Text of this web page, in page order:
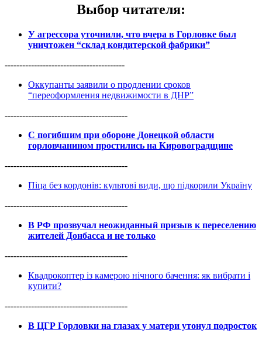
Выбор читателя:
У агрессора уточнили, что вчера в Горловке был
уничтожен “склад кондитерской фабрики”
-----------------------------------------
Оккупанты заявили о продлении сроков
“переоформления недвижимости в ДНР”
------------------------------------------
С погибшим при обороне Донецкой области
горловчанином простились на Кировоградщине
------------------------------------------
Піца без кордонів: культові види, що підкорили Україну
------------------------------------------
В РФ прозвучал неожиданный призыв к переселению
жителей Донбасса и не только
------------------------------------------
Квадрокоптер із камерою нічного бачення: як вибрати і
купити?
------------------------------------------
В ЦГР Горловки на глазах у матери утонул подросток